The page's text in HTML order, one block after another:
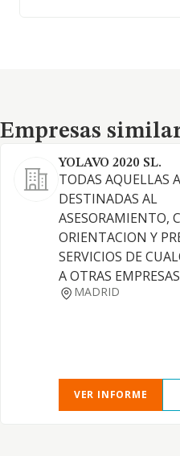
Empresas similares
Empresas
YOLAVO 2020 SL.
TODAS AQUELLAS
DESTINADAS AL
ASESORAMIENTO,
ORIENTACION Y
SERVICIOS DE
A OTRAS
MADRID
VER INFORME